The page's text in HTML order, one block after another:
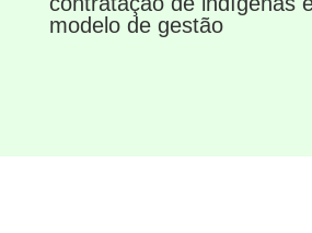
modelo de gestão